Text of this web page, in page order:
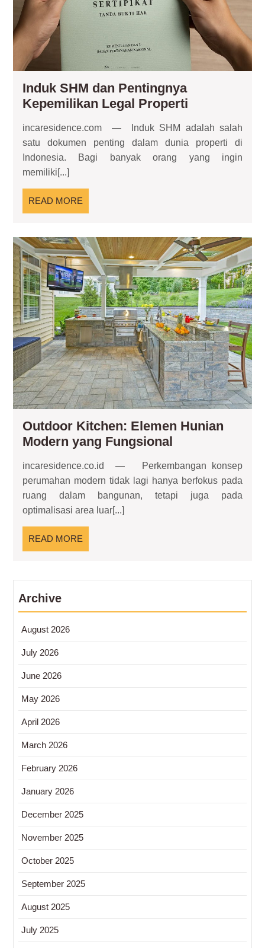
Induk SHM dan Pentingnya
Kepemilikan Legal Properti
dan
Pentingnya
Kepemilikan
incaresidence.com — Induk SHM adalah salah
satu dokumen penting dalam dunia properti di
Indonesia. Bagi banyak orang yang ingin
memiliki[...]
READ MORE
MORE
Outdoor Kitchen: Elemen Hunian
Modern yang Fungsional
Elemen
Hunian
Modern
incaresidence.co.id — Perkembangan konsep
perumahan modern tidak lagi hanya berfokus pada
ruang dalam bangunan, tetapi juga pada
optimalisasi area luar[...]
READ MORE
MORE
Archive
August 2026
July 2026
June 2026
May 2026
April 2026
March 2026
February 2026
January 2026
December 2025
November 2025
October 2025
September 2025
August 2025
July 2025